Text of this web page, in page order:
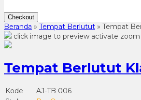
Checkout
Beranda » Tempat Berlutut » Tempat
click image to preview activate zoom
Tempat Berlutut
Kode
AJ-TB 006